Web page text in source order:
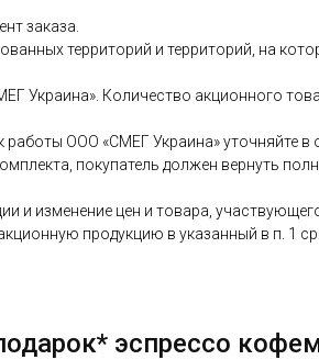
заказа.
территорий и территорий, на
Украина». Количество акционного
ООО «СМЕГ Украина» уточняйте в
покупатель должен вернуть
и изменение цен и товара,
продукцию в указанный в п. 1
эспрессо